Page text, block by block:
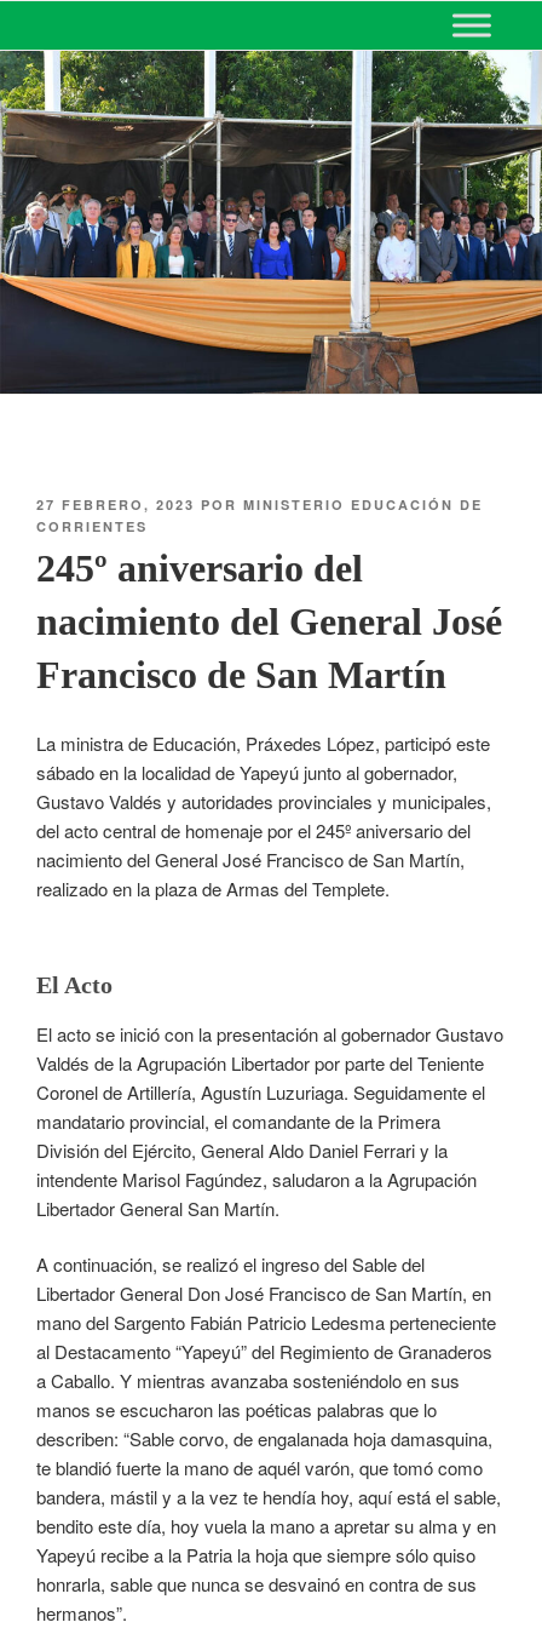
MINISTERIO DE EDUCACIÓN
DE CORRIENTES
27 FEBRERO, 2023 POR MINISTERIO EDUCACIÓN DE
CORRIENTES
245º aniversario del
nacimiento del General José
Francisco de San Martín
La ministra de Educación, Práxedes López, participó este
sábado en la localidad de Yapeyú junto al gobernador,
Gustavo Valdés y autoridades provinciales y municipales,
del acto central de homenaje por el 245º aniversario del
nacimiento del General José Francisco de San Martín,
realizado en la plaza de Armas del Templete.
El Acto
El acto se inició con la presentación al gobernador Gustavo
Valdés de la Agrupación Libertador por parte del Teniente
Coronel de Artillería, Agustín Luzuriaga. Seguidamente el
mandatario provincial, el comandante de la Primera
División del Ejército, General Aldo Daniel Ferrari y la
intendente Marisol Fagúndez, saludaron a la Agrupación
Libertador General San Martín.
A continuación, se realizó el ingreso del Sable del
Libertador General Don José Francisco de San Martín, en
mano del Sargento Fabián Patricio Ledesma perteneciente
al Destacamento “Yapeyú” del Regimiento de Granaderos
a Caballo. Y mientras avanzaba sosteniéndolo en sus
manos se escucharon las poéticas palabras que lo
describen: “Sable corvo, de engalanada hoja damasquina,
te blandió fuerte la mano de aquél varón, que tomó como
bandera, mástil y a la vez te hendía hoy, aquí está el sable,
bendito este día, hoy vuela la mano a apretar su alma y en
Yapeyú recibe a la Patria la hoja que siempre sólo quiso
honrarla, sable que nunca se desvainó en contra de sus
hermanos”.